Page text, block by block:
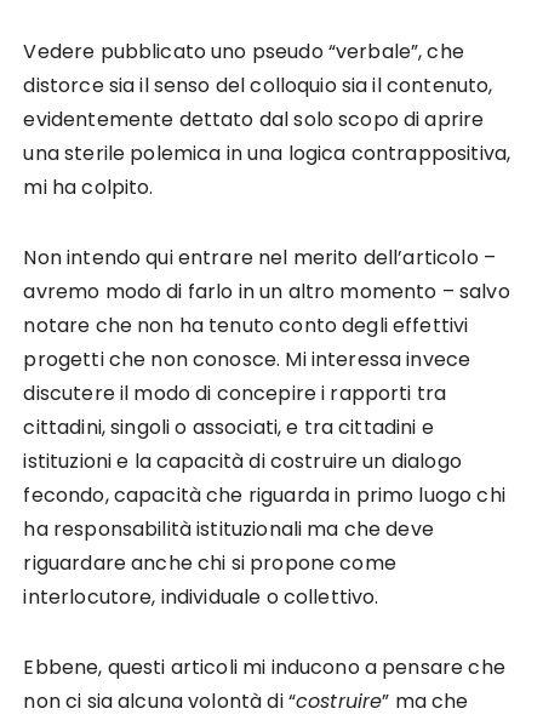
Vedere pubblicato uno pseudo “verbale”, che
distorce sia il senso del colloquio sia il contenuto,
evidentemente dettato dal solo scopo di aprire
una sterile polemica in una logica contrappositiva,
mi ha colpito.
Non intendo qui entrare nel merito dell’articolo –
avremo modo di farlo in un altro momento – salvo
notare che non ha tenuto conto degli effettivi
progetti che non conosce. Mi interessa invece
discutere il modo di concepire i rapporti tra
cittadini, singoli o associati, e tra cittadini e
istituzioni e la capacità di costruire un dialogo
fecondo, capacità che riguarda in primo luogo chi
ha responsabilità istituzionali ma che deve
riguardare anche chi si propone come
interlocutore, individuale o collettivo.
Ebbene, questi articoli mi inducono a pensare che
non ci sia alcuna volontà di “costruire” ma che